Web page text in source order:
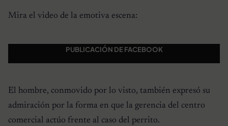
Mira el video de la emotiva escena:
PUBLICACIÓN DE FACEBOOK
El hombre, conmovido por lo visto, también expresó su
admiración por la forma en que la gerencia del centro
comercial actúo frente al caso del perrito.